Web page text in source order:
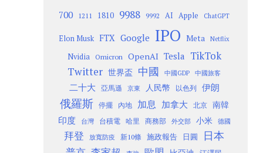
700 1211 1810 9988 9992 AI Apple ChatGPT
Elon Musk FTX Google IPO Meta Netflix
Nvidia Omicron OpenAI Tesla TikTok
Twitter 世界盃 中國 中國GDP 中國旅客
二十大 亞馬遜 京東 人民幣 以色列 伊朗
俄羅斯 停擺 內地 加息 加拿大 北京
南韓
印度
台灣 台積電 哈里 商務部 外交部 小米 德國
拜登 放寬防疫 新10條 施政報告 日圓 日本